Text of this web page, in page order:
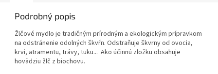
Podrobný popis
Žlčové mydlo je tradičným prírodným a ekologickým prípravkom
na odstránenie odolných škvŕn. Odstraňuje škvrny od ovocia,
krvi, atramentu, trávy, tuku... Ako účinnú zložku obsahuje
hovädziu žlč z biochovu.